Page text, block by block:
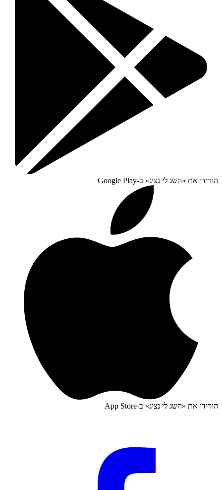
הורידו את «השג לי נציג» ב-Google Play
הורידו את «השג לי נציג» ב-App Store